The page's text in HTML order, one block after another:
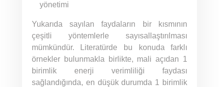
yönetimi
Yukarıda sayılan faydaların bir kısmının
çeşitli yöntemlerle sayısallaştırılması
mümkündür. Literatürde bu konuda farklı
örnekler bulunmakla birlikte, mali açıdan 1
birimlik enerji verimliliği faydası
sağlandığında, en düşük durumda 1 birimlik